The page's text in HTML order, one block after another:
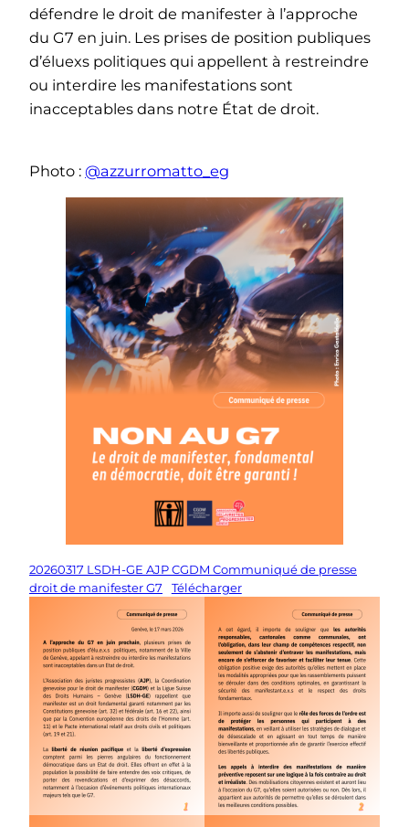
défendre le droit de manifester à l’approche
du G7 en juin. Les prises de position publiques
d’éluexs politiques qui appellent à restreindre
ou interdire les manifestations sont
inacceptables dans notre État de droit.
Photo : @azzurromatto_eg
20260317 LSDH-GE AJP CGDM Communiqué de presse
droit de manifester G7
Télécharger